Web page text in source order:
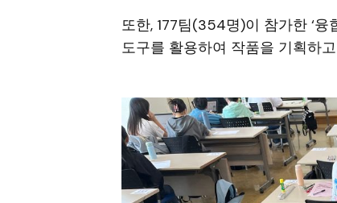
또한, 177팀(354명)이 참가한 ‘
도구를 활용하여 작품을 기획하